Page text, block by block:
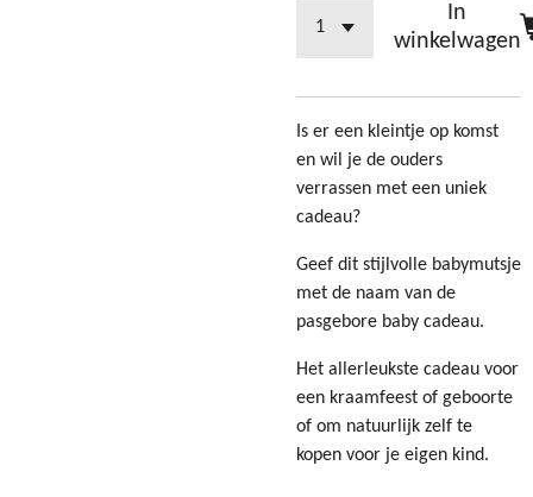
In
winkelwagen
Is er een kleintje op komst
en wil je de ouders
verrassen met een uniek
cadeau?
Geef dit stijlvolle babymutsje
met de naam van de
pasgebore baby cadeau.
Het allerleukste cadeau voor
een kraamfeest of geboorte
of om natuurlijk zelf te
kopen voor je eigen kind.